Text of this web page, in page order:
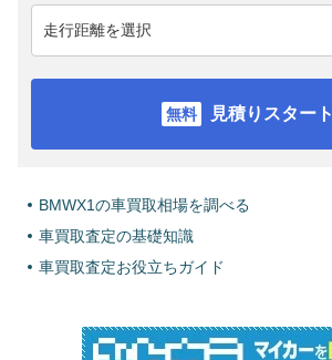
見積りスタート
BMWX1の車買取相場を調べる
車買取査定の基礎知識
車買取査定お役立ちガイド